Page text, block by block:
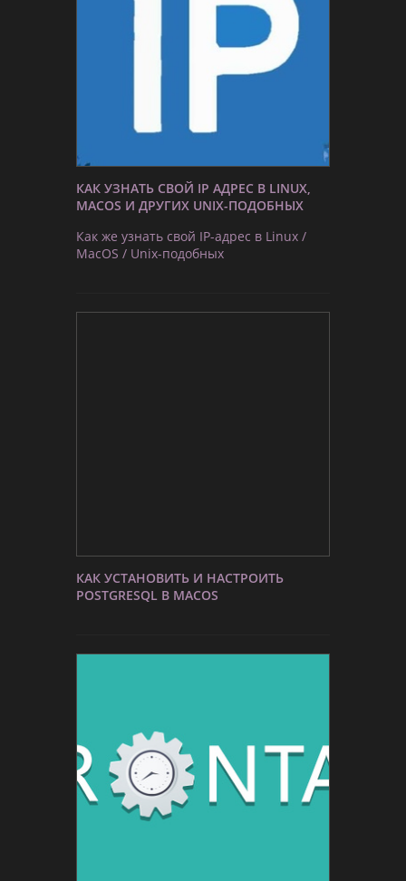
КАК УЗНАТЬ СВОЙ IP АДРЕС В LINUX,
MACOS И ДРУГИХ UNIX-ПОДОБНЫХ
Как же узнать свой IP-адрес в Linux /
MacOS / Unix-подобных
КАК УСТАНОВИТЬ И НАСТРОИТЬ
POSTGRESQL В MACOS